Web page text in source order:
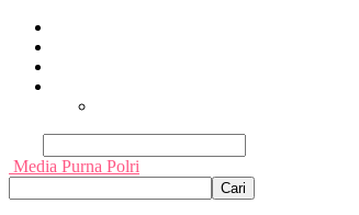
Media Purna Polri